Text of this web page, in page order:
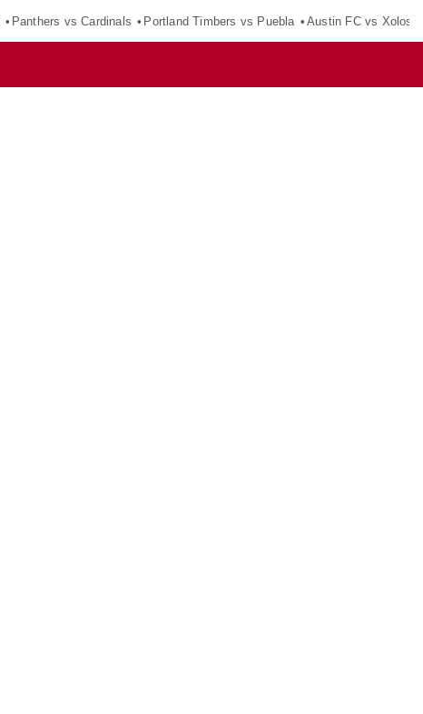
Panthers vs Cardinals Portland Timbers vs Puebla Austin FC vs Xolos